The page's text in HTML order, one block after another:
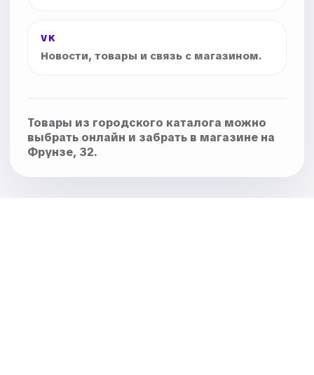
VK
Новости, товары и связь с магазином.
Товары из городского каталога можно
выбрать онлайн и забрать в магазине на
Фрунзе, 32.